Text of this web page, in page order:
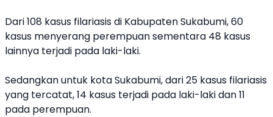
Dari 108 kasus filariasis di Kabupaten Sukabumi, 60
kasus menyerang perempuan sementara 48 kasus
lainnya terjadi pada laki-laki.
Sedangkan untuk kota Sukabumi, dari 25 kasus filariasis
yang tercatat, 14 kasus terjadi pada laki-laki dan 11
pada perempuan.